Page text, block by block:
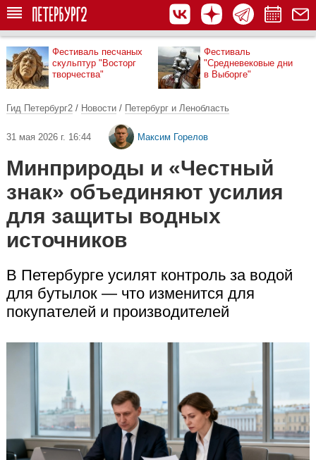
Фестиваль песчаных
скульптур "Восторг
творчества"
Фестиваль
"Средневековые дни
в Выборге"
Гид Петербург2 / Новости / Петербург и Ленобласть
31 мая 2026 г. 16:44 Максим Горелов
Минприроды и «Честный
знак» объединяют усилия
для защиты водных
источников
В Петербурге усилят контроль за водой
для бутылок — что изменится для
покупателей и производителей